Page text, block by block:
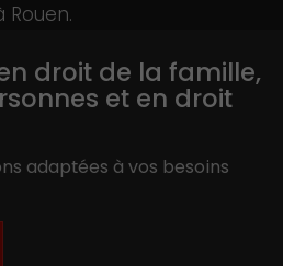
droit de la famille,
et en droit
adaptées à vos besoins